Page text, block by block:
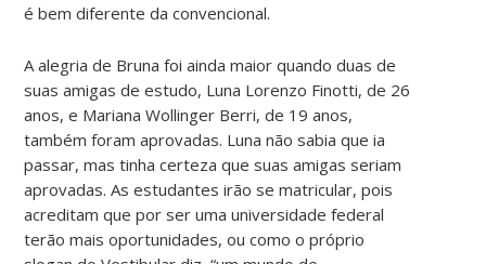
é bem diferente da convencional.
A alegria de Bruna foi ainda maior quando duas de
suas amigas de estudo, Luna Lorenzo Finotti, de 26
anos, e Mariana Wollinger Berri, de 19 anos,
também foram aprovadas. Luna não sabia que ia
passar, mas tinha certeza que suas amigas seriam
aprovadas. As estudantes irão se matricular, pois
acreditam que por ser uma universidade federal
terão mais oportunidades, ou como o próprio